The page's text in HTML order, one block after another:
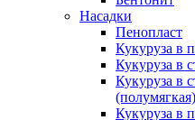
Насадки
Пенопласт
Кукуруза в
Кукуруза в
Кукуруза в
(полумягкая)
Кукуруза в